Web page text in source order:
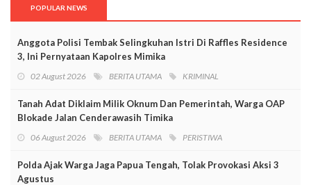
POPULAR NEWS
Anggota Polisi Tembak Selingkuhan Istri Di Raffles Residence
3, Ini Pernyataan Kapolres Mimika
02 August 2026 BERITA UTAMA KRIMINAL
Tanah Adat Diklaim Milik Oknum Dan Pemerintah, Warga OAP
Blokade Jalan Cenderawasih Timika
06 August 2026 BERITA UTAMA PERISTIWA
Polda Ajak Warga Jaga Papua Tengah, Tolak Provokasi Aksi 3
Agustus